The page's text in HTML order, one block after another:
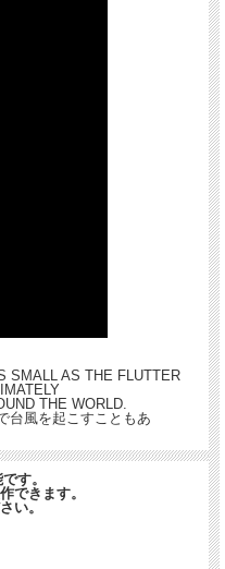
SMALL AS THE FLUTTER
THE WORLD.
風を起こすこともあ
す。
できます。
い。